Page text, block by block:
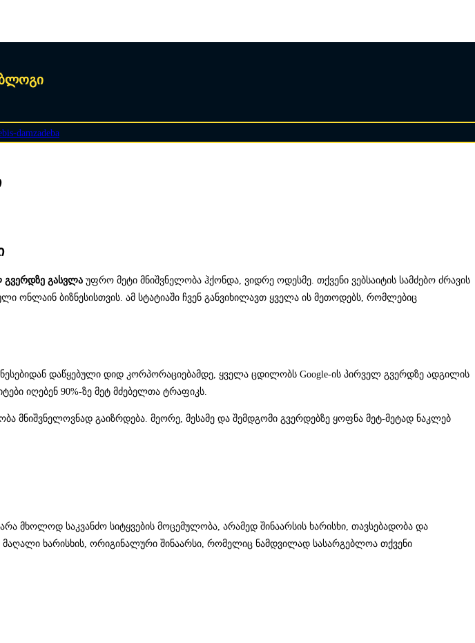
გვერდზე გასვლა უფრო მეტი მნიშვნელობა ჰქონდა, ვიდრე ოდესმე. თქვენი ვებსაიტის სამძებო ძრავის
ონლაინ ბიზნესისთვის. ამ სტატიაში ჩვენ განვიხილავთ ყველა ის მეთოდებს, რომლებიც
დაწყებული დიდ კორპორაციებამდე, ყველა ცდილობს Google-ის პირველ გვერდზე ადგილის
იღებენ 90%-ზე მეტ მძებელთა ტრაფიკს.
მნიშვნელოვნად გაიზრდება. მეორე, მესამე და შემდგომი გვერდებზე ყოფნა მეტ-მეტად ნაკლებ
მხოლოდ საკვანძო სიტყვების მოცემულობა, არამედ შინაარსის ხარისხი, თავსებადობა და
მაღალი ხარისხის, ორიგინალური შინაარსი, რომელიც ნამდვილად სასარგებლოა თქვენი